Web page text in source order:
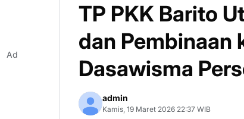
TP PKK Barito
dan Pembinaan
Dasawisma
admin
Kamis, 19 Maret 2026 22:37 WIB
Ad